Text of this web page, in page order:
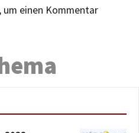
um einen Kommentar